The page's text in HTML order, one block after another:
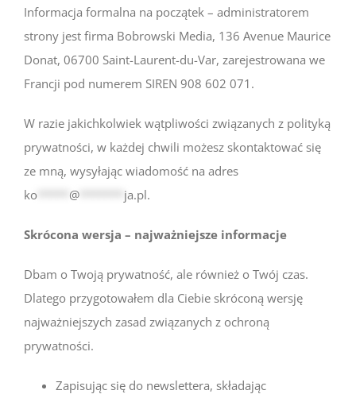
Informacja formalna na początek – administratorem
strony jest firma Bobrowski Media, 136 Avenue Maurice
Donat, 06700 Saint-Laurent-du-Var, zarejestrowana we
Francji pod numerem SIREN 908 602 071.
W razie jakichkolwiek wątpliwości związanych z polityką
prywatności, w każdej chwili możesz skontaktować się
ze mną, wysyłając wiadomość na adres
ko
@ ja.pl.
Skrócona wersja – najważniejsze informacje
Dbam o Twoją prywatność, ale również o Twój czas.
Dlatego przygotowałem dla Ciebie skróconą wersję
najważniejszych zasad związanych z ochroną
prywatności.
Zapisując się do newslettera, składając